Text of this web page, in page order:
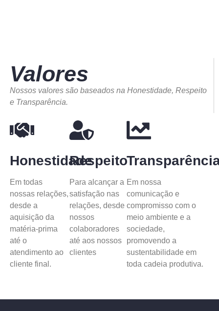
Valores
Nossos valores são baseados na Honestidade, Respeito
e Transparência.
Honestidade
Em todas
nossas relações,
desde a
aquisição da
matéria-prima
até o
atendimento ao
cliente final.
Respeito
Para alcançar a
satisfação nas
relações, desde
nossos
colaboradores
até aos nossos
clientes
Em nossa
comunicação e
compromisso com o
meio ambiente e a
sociedade,
promovendo a
sustentabilidade em
toda cadeia produtiva.